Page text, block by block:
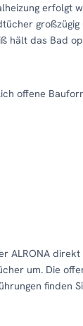
erfolgt
hält das Bad
offene
ALRONA
um. Die
finden